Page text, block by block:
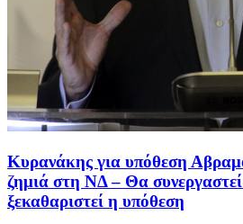
Κυρανάκης για υπόθεση
ζημιά στη ΝΔ – Θα
ξεκαθαριστεί η υπόθεση